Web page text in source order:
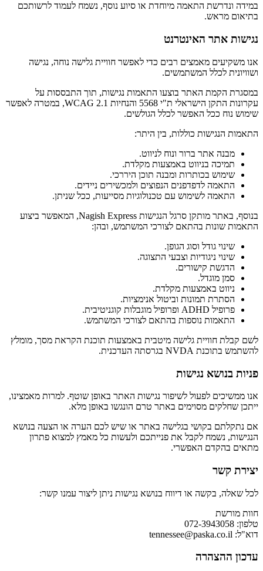
במידה ונדרשת התאמה מיוחדת או סיוע נוסף, נשמח לעמוד לרשותכם
בתיאום מראש.
נגישות אתר האינטרנט
אנו משקיעים מאמצים רבים כדי לאפשר חוויית גלישה נוחה, נגישה
ושוויונית לכלל המשתמשים.
במסגרת הקמת האתר בוצעו התאמות נגישות, תוך התבססות על
עקרונות התקן הישראלי ת"י 5568 והנחיות WCAG 2.1, במטרה לאפשר
שימוש נוח ככל האפשר לכלל הגולשים.
התאמות הנגישות כוללות, בין היתר:
מבנה אתר ברור ונוח לניווט.
תמיכה בניווט באמצעות מקלדת.
שימוש בכותרות ומבנה תוכן היררכי.
התאמה לדפדפנים הנפוצים ולמכשירים ניידים.
התאמה לשימוש עם טכנולוגיות מסייעות, ככל שניתן.
בנוסף, באתר מותקן סרגל הנגישות Nagish Express, המאפשר ביצוע
התאמות שונות בהתאם לצורכי המשתמש, ובהן:
שינוי גודל וסוג הגופן.
שינוי ניגודיות וצבעי התצוגה.
הדגשת קישורים.
סמן מוגדל.
ניווט באמצעות מקלדת.
הסתרת תמונות וביטול אנימציות.
פרופיל ADHD ופרופיל מוגבלות קוגניטיבית.
התאמות נוספות בהתאם לצורכי המשתמש.
לשם קבלת חוויית גלישה מיטבית באמצעות תוכנת הקראת מסך, מומלץ
להשתמש בתוכנת NVDA בגרסתה העדכנית.
פניות בנושא נגישות
אנו ממשיכים לפעול לשיפור נגישות האתר באופן שוטף. למרות מאמצינו,
ייתכן שחלקים מסוימים באתר טרם הונגשו באופן מלא.
אם נתקלתם בקושי בגלישה באתר או שיש לכם הערה או הצעה בנושא
הנגישות, נשמח לקבל את פנייתכם ולעשות כל מאמץ למצוא פתרון
מתאים בהקדם האפשרי.
יצירת קשר
לכל שאלה, בקשה או דיווח בנושא נגישות ניתן ליצור עמנו קשר:
חוות מורשת
טלפון: 072-3943058
דוא"ל: tennessee@paska.co.il
עדכון ההצהרה